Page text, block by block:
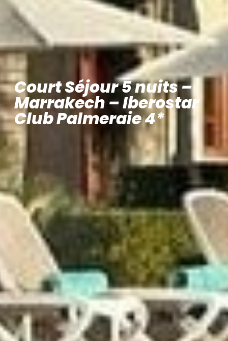
Court Séjour 5 nuits –
Marrakech – Iberostar
Club Palmeraie 4*